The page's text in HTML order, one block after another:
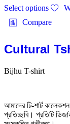
page
Select options
The
page
Compare
Cultural
Bijhu T-shirt
আমাদের টি-শার্ট
প্রতিচ্ছবি। প্রতিটি